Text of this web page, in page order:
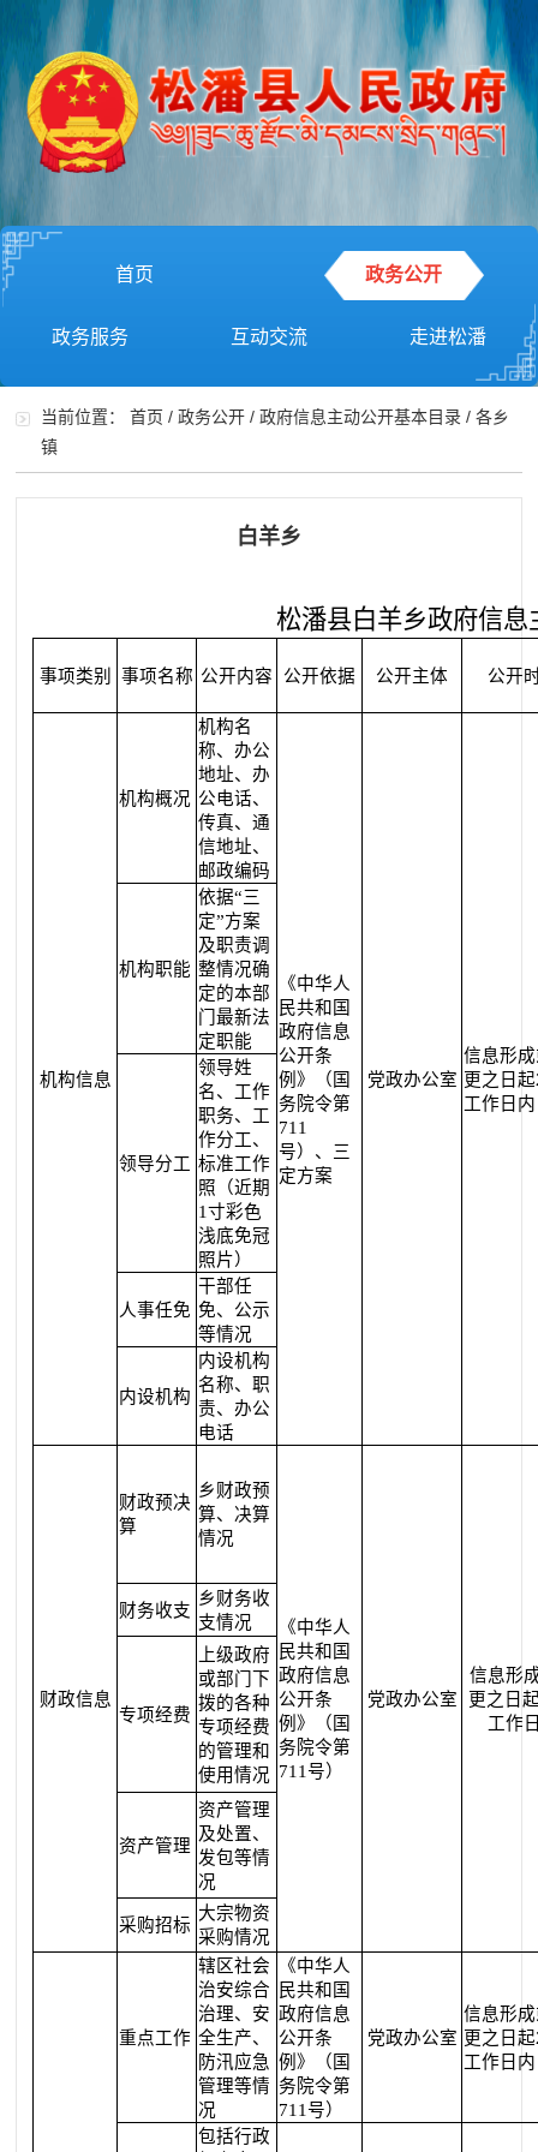
首页 政务公开
政务服务 互动交流 走进松潘
当前位置：首页 /政务公开 /政府信息主动公开基本目录 /各乡
镇
白羊乡
松潘县白羊乡政府信息
事项类别 事项名称 公开内容 公开依据 公开主体 公开
机构信息
机构概况
机构名
称、办公
地址、办
公电话、
传真、通
信地址、
邮政编码
《中华人
民共和国
政府信息
公开条
例》（国
务院令第
711
号）、三
定方案
党政办公室
信息形
更之日
工作日内
机构职能
依据“三
定”方案
及职责调
整情况确
定的本部
门最新法
定职能
领导分工
领导姓
名、工作
职务、工
作分工、
标准工作
照（近期
1寸彩色
浅底免冠
照片）
人事任免
干部任
免、公示
等情况
内设机构
内设机构
名称、职
责、办公
电话
财政信息
财政预决
算
乡财政预
算、决算
情况
《中华人
民共和国
政府信息
公开条
例》（国
务院令第
711号）
党政办公室
信息形
更之日
工作
财务收支
乡财务收
支情况
专项经费
上级政府
或部门下
拨的各种
专项经费
的管理和
使用情况
资产管理
资产管理
及处置、
发包等情
况
采购招标
大宗物资
采购情况
重点工作
辖区社会
治安综合
治理、安
全生产、
防汛应急
管理等情
况
《中华人
民共和国
政府信息
公开条
例》（国
务院令第
711号）
党政办公室
信息形
更之日
工作日内
包括行政